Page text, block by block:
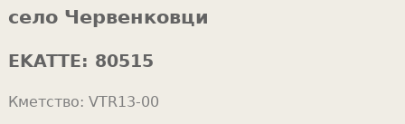
f
r
m
r
e
e
село Червенковци
EKATTE: 80515
Кметство: VTR13-00